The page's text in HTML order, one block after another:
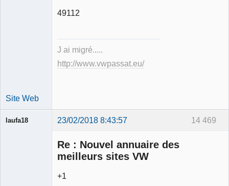
49112
J ai migré.....
http://www.vwpassat.eu/
Site Web
14 469
laufa18 23/02/2018 8:43:57
Re : Nouvel annuaire des
meilleurs sites VW
+1